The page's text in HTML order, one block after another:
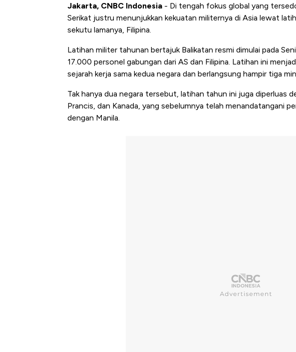
Jakarta, CNBC Indonesia - Di tengah fokus global yang
Serikat justru menunjukkan kekuatan militernya di Asia lewat
sekutu lamanya, Filipina.
Latihan militer tahunan bertajuk Balikatan resmi dimulai pada
17.000 personel gabungan dari AS dan Filipina. Latihan ini
sejarah kerja sama kedua negara dan berlangsung hampir tiga
Tak hanya dua negara tersebut, latihan tahun ini juga diperluas
Prancis, dan Kanada, yang sebelumnya telah menandatangani
dengan Manila.